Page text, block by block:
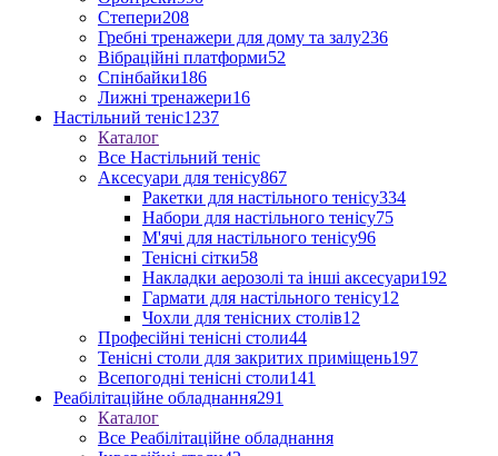
Степери208
Гребні тренажери для дому та залу236
Вібраційні платформи52
Спінбайки186
Лижні тренажери16
Настільний теніс1237
Каталог
Все Настільний теніс
Аксесуари для тенісу867
Ракетки для настільного тенісу334
Набори для настільного тенісу75
М'ячі для настільного тенісу96
Тенісні сітки58
Накладки аерозолі та інші аксесуари192
Гармати для настільного тенісу12
Чохли для тенісних столів12
Професійні тенісні столи44
Тенісні столи для закритих приміщень197
Всепогодні тенісні столи141
Реабілітаційне обладнання291
Каталог
Все Реабілітаційне обладнання